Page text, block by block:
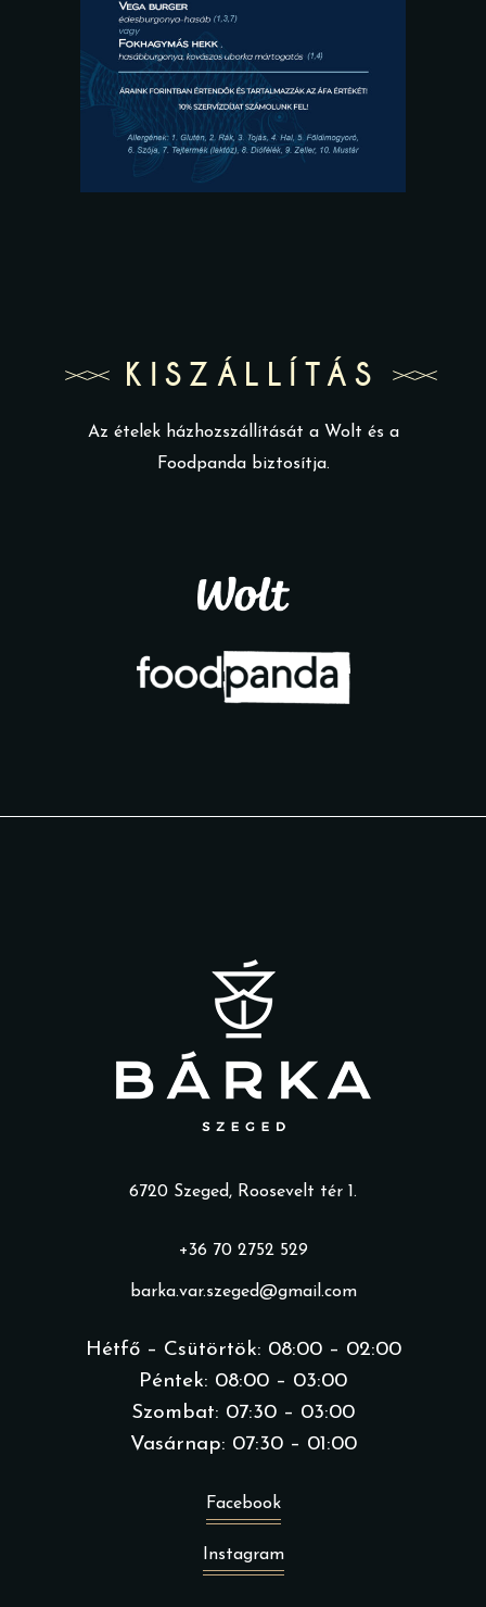
KISZÁLLÍTÁS
Az ételek házhozszállítását a Wolt és a
Foodpanda biztosítja.
6720 Szeged, Roosevelt tér 1.
+36 70 2752 529
barka.var.szeged@gmail.com
Hétfő – Csütörtök: 08:00 – 02:00
Péntek: 08:00 – 03:00
Szombat: 07:30 – 03:00
Vasárnap: 07:30 – 01:00
Facebook
Instagram